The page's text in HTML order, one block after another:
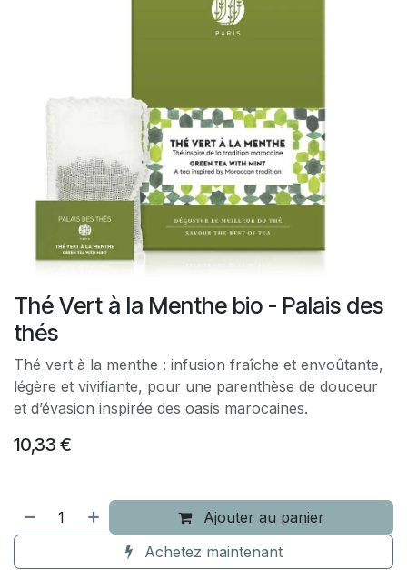
Thé Vert à la Menthe bio - Palais des
thés
Thé vert à la menthe : infusion fraîche et envoûtante,
légère et vivifiante, pour une parenthèse de douceur
et d’évasion inspirée des oasis marocaines.
10,33 €
Ajouter au panier
Achetez maintenant